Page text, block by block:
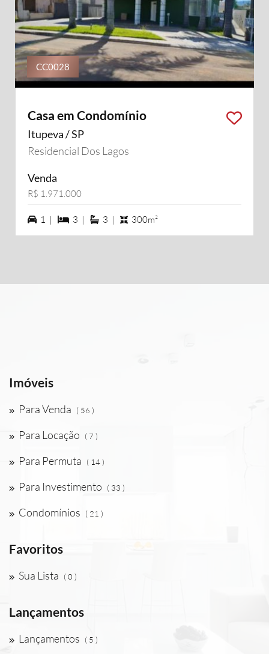
CC0028
Casa em Condomínio
Itupeva / SP
Residencial Dos Lagos
Venda
R$ 1.971.000
1 vagas na garagem
1 | 3 dormiórios
3 | 3 suítes
3 | 300m²
Imóveis
Para Venda ( 56 )
Para Locação ( 7 )
Para Permuta ( 14 )
Para Investimento ( 33 )
Condomínios ( 21 )
Favoritos
Sua Lista ( 0 )
Lançamentos
Lançamentos ( 5 )